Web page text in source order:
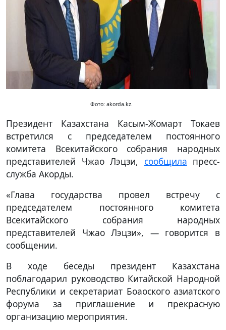
Фото: akorda.kz.
Президент Казахстана Касым-Жомарт Токаев
встретился с председателем постоянного
комитета Всекитайского собрания народных
представителей Чжао Лэцзи, сообщила пресс-
служба Акорды.
«Глава государства провел встречу с
председателем постоянного комитета
Всекитайского собрания народных
представителей Чжао Лэцзи», — говорится в
сообщении.
В ходе беседы президент Казахстана
поблагодарил руководство Китайской Народной
Республики и секретариат Боаоского азиатского
форума за приглашение и прекрасную
организацию мероприятия.